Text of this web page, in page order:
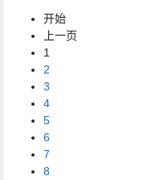
开始
上一页
1
2
3
4
5
6
7
8